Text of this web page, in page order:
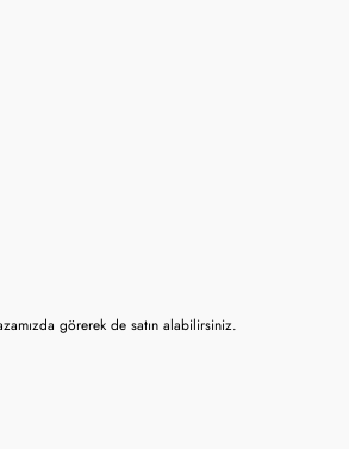
görerek de satın alabilirsiniz.